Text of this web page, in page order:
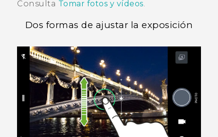
Consulta Tomar fotos y vídeos.
Dos formas de ajustar la exposición